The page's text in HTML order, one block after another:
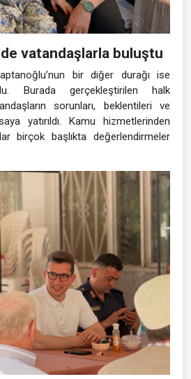
vatandaşlarla buluştu
bir diğer durağı ise
Burada gerçekleştirilen halk
sorunları, beklentileri ve
yatırıldı. Kamu hizmetlerinden
birçok başlıkta değerlendirmeler